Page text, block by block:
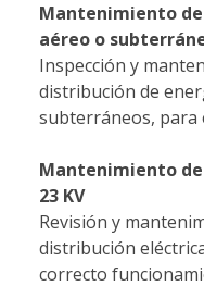
Mantenimiento
aéreo o
Inspección y
distribución de
subterráneos, para
Mantenimiento
23 KV
Revisión y
distribución
correcto